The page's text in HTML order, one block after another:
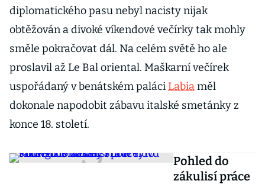
ch hvězd
diplomatického pasu nebyl nacisty nijak
obtěžován a divoké víkendové večírky tak mohly
směle pokračovat dál. Na celém světě ho ale
proslavil až Le Bal oriental. Maškarní večírek
uspořádaný v benátském paláci Labiaměl
dokonale napodobit zábavu italské smetánky z
konce 18. století.
Pohled do
zákulisí práce